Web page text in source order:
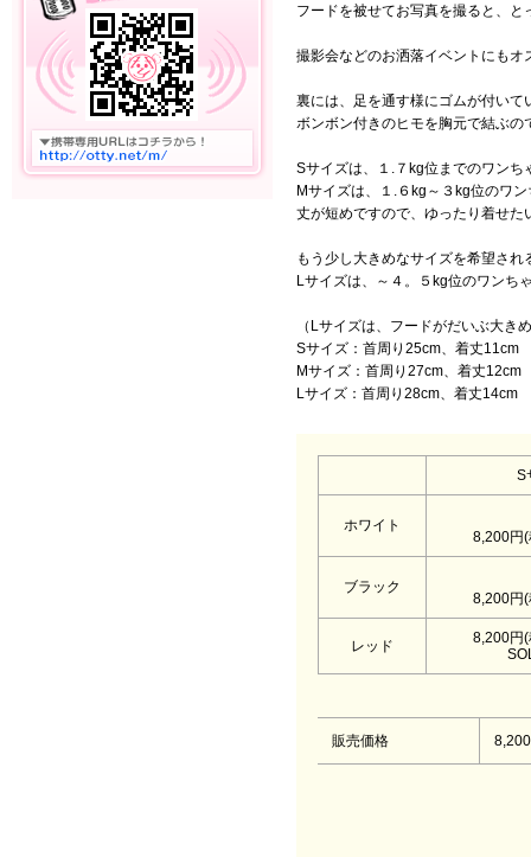
フードを被せてお写真を撮ると、と
撮影会などのお洒落イベントにもオ
裏には、足を通す様にゴムが付い
ボンボン付きのヒモを胸元で結ぶ
Sサイズは、１.７kg位までのワンち
Mサイズは、１.６kg～３kg位のワ
丈が短めですので、ゆったり着せ
もう少し大きめなサイズを希望さ
Lサイズは、～４。５kg位のワンち
（Lサイズは、フードがだいぶ大
Sサイズ：首周り25cm、着丈11cm
Mサイズ：首周り27cm、着丈12cm
Lサイズ：首周り28cm、着丈14cm
S
ホワイト
8,200円
ブラック
8,200円
レッド
8,200円
販売価格